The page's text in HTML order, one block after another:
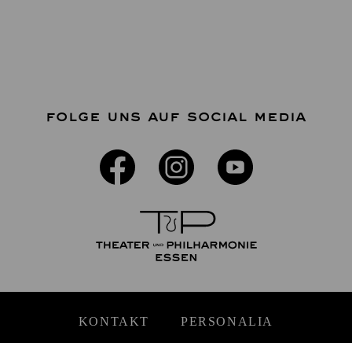
FOLGE UNS AUF SOCIAL MEDIA
KONTAKT PERSONALIA